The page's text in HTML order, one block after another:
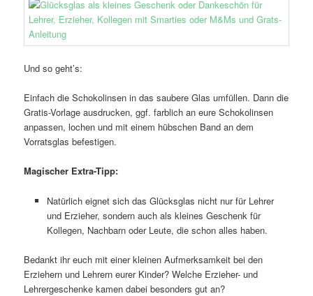
Und so geht’s:
Einfach die Schokolinsen in das saubere Glas umfüllen. Dann die
Gratis-Vorlage ausdrucken, ggf. farblich an eure Schokolinsen
anpassen, lochen und mit einem hübschen Band an dem
Vorratsglas befestigen.
Magischer Extra-Tipp:
Natürlich eignet sich das Glücksglas nicht nur für Lehrer
und Erzieher, sondern auch als kleines Geschenk für
Kollegen, Nachbarn oder Leute, die schon alles haben.
Bedankt ihr euch mit einer kleinen Aufmerksamkeit bei den
Erziehern und Lehrern eurer Kinder? Welche Erzieher- und
Lehrergeschenke kamen dabei besonders gut an?